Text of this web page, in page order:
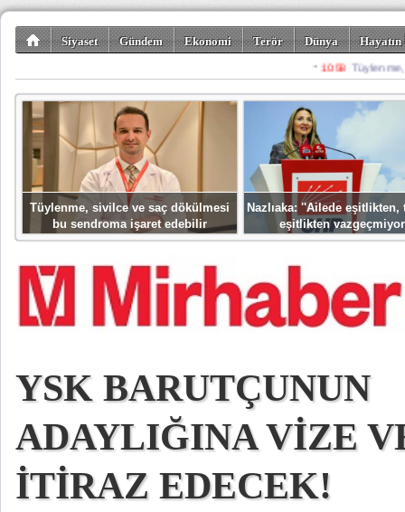
Siyaset Gündem Ekonomi Terör Dünya
Spor Misafir
Tüylenme, sivilce ve saç dökülmesi
bu sendroma işaret edebilir
Nazlıaka: ''Ailede eşitlikten,
eşitlikten
YSK BARUTÇUNUN
ADAYLIĞINA VİZE
İTİRAZ EDECEK!